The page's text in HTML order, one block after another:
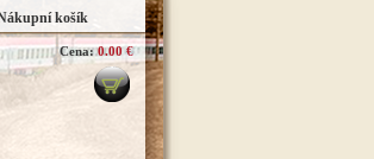
košík
Cena: 0.00 €